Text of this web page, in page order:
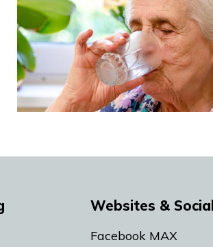
Websites & Social
Facebook MAX